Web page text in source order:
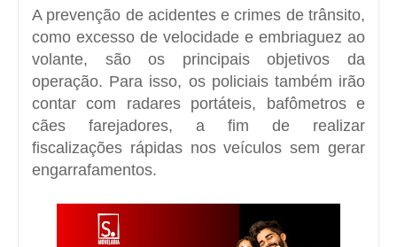
A prevenção de acidentes e crimes de trânsito,
como excesso de velocidade e embriaguez ao
volante, são os principais objetivos da
operação. Para isso, os policiais também irão
contar com radares portáteis, bafômetros e
cães farejadores, a fim de realizar
fiscalizações rápidas nos veículos sem gerar
engarrafamentos.